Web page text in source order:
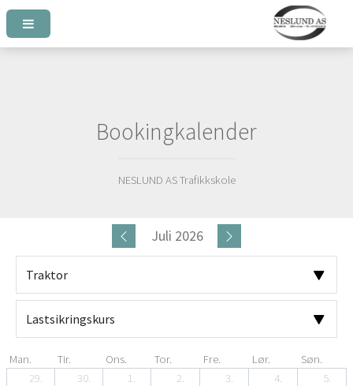
Bookingkalender
NESLUND AS Trafikkskole
Juli 2026
Man. Tir. Ons. Tor. Fre. Lør.
Søn.
29.
30. 1. 2. 3. 4. 5.